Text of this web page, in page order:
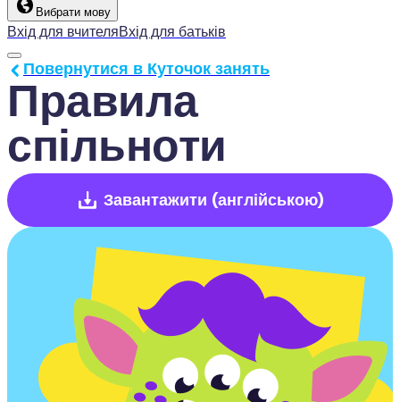
Вибрати мову
Вхід для вчителяВхід для батьків
Правила
спільноти
Повернутися в Куточок занять
Завантажити (англійською)